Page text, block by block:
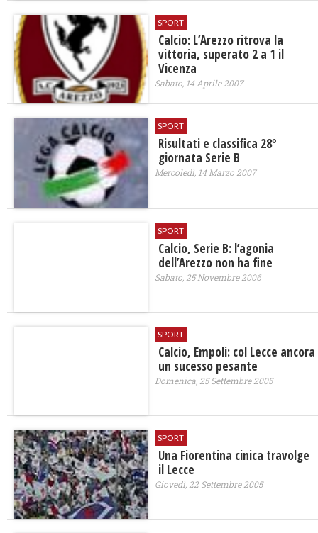
SPORT
Calcio: L’Arezzo ritrova la
vittoria, superato 2 a 1 il
Vicenza
Sabato, 14 Aprile 2007
SPORT
Risultati e classifica 28°
giornata Serie B
Mercoledì, 14 Marzo 2007
SPORT
Calcio, Serie B: l’agonia
dell’Arezzo non ha fine
Sabato, 25 Novembre 2006
SPORT
Calcio, Empoli: col Lecce ancora
un sucesso pesante
Domenica, 25 Settembre 2005
SPORT
Una Fiorentina cinica travolge
il Lecce
Giovedì, 22 Settembre 2005